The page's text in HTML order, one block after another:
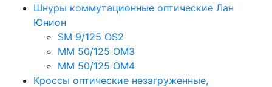
Шнуры коммутационные оптические Лан
Юнион
SM 9/125 OS2
MM 50/125 OM3
MM 50/125 OM4
Кроссы оптические незагруженные,